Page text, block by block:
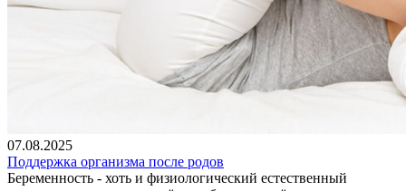
07.08.2025
Поддержка организма после родов
Беременность - хоть и физиологический естественный